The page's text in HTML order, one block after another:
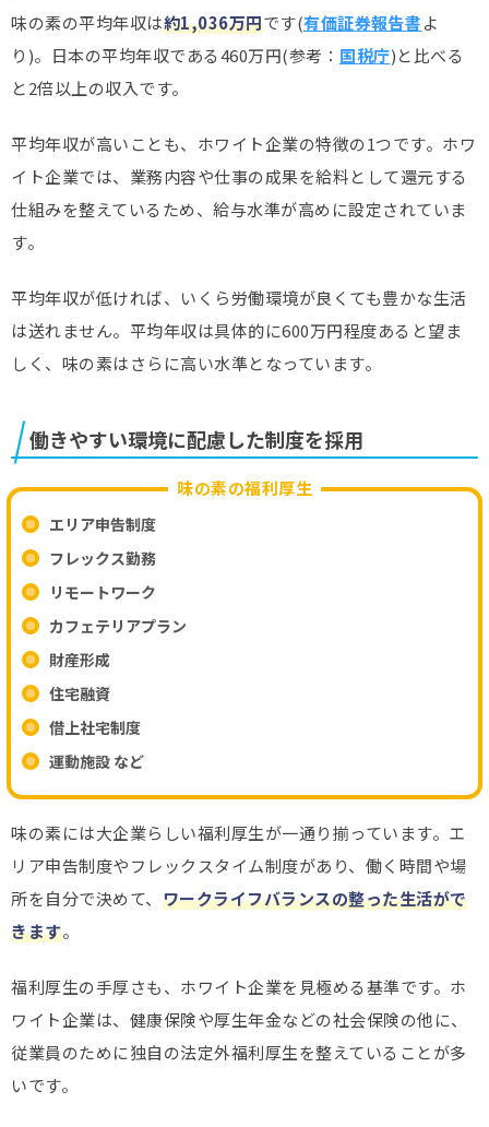
味の素の平均年収は約1,036万円です(有価証券報告書よ
り)。日本の平均年収である460万円(参考： 国税庁)と比べる
と2倍以上の収入です。
平均年収が高いことも、ホワイト企業の特徴の1つです。ホワ
イト企業では、業務内容や仕事の成果を給料として還元する
仕組みを整えているため、給与水準が高めに設定されていま
す。
平均年収が低ければ、いくら労働環境が良くても豊かな生活
は送れません。平均年収は具体的に600万円程度あると望ま
しく、味の素はさらに高い水準となっています。
働きやすい環境に配慮した制度を採用
味の素の福利厚生
エリア申告制度
フレックス勤務
リモートワーク
カフェテリアプラン
財産形成
住宅融資
借上社宅制度
運動施設 など
味の素には大企業らしい福利厚生が一通り揃っています。エ
リア申告制度やフレックスタイム制度があり、働く時間や場
所を自分で決めて、 ワークライフバランスの整った生活がで
きます。
福利厚生の手厚さも、ホワイト企業を見極める基準です。ホ
ワイト企業は、健康保険や厚生年金などの社会保険の他に、
従業員のために独自の法定外福利厚生を整えていることが多
いです。